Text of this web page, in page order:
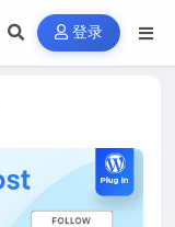
登录